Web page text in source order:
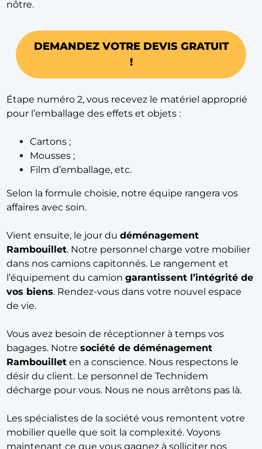
nôtre.
DEMANDEZ VOTRE DEVIS GRATUIT
!
Étape numéro 2, vous recevez le matériel approprié
pour l’emballage des effets et objets :
Cartons ;
Mousses ;
Film d’emballage, etc.
Selon la formule choisie, notre équipe rangera vos
affaires avec soin.
Vient ensuite, le jour dudéménagement
Rambouillet. Notre personnel charge votre mobilier
dans nos camions capitonnés. Le rangement et
l’équipement du camiongarantissent l’intégrité de
vos biens. Rendez-vous dans votre nouvel espace
de vie.
Vous avez besoin de réceptionner à temps vos
bagages. Notresociété de déménagement
Rambouillet en a conscience. Nous respectons le
désir du client. Le personnel de Technidem
décharge pour vous. Nous ne nous arrêtons pas là.
Les spécialistes de la société vous remontent votre
mobilier quelle que soit la complexité. Voyons
maintenant ce que vous gagnez à solliciter nos